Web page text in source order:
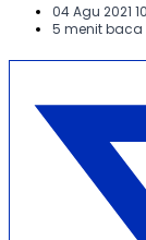
04 Agu 2021
5 menit baca